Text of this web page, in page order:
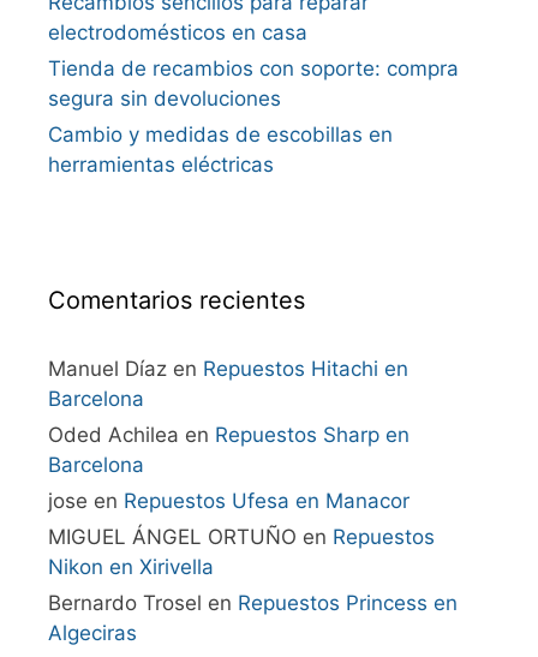
electrodomésticos en casa
Tienda de recambios con soporte: compra
segura sin devoluciones
Cambio y medidas de escobillas en
herramientas eléctricas
Comentarios recientes
Manuel Díaz en Repuestos Hitachi en
Barcelona
Oded Achilea en Repuestos Sharp en
Barcelona
jose en Repuestos Ufesa en Manacor
MIGUEL ÁNGEL ORTUÑO en Repuestos
Nikon en Xirivella
Bernardo Trosel en Repuestos Princess en
Algeciras